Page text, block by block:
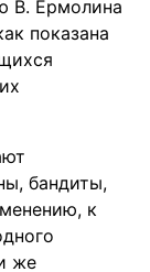
В. Ермолина
показана
бандиты,
к
же